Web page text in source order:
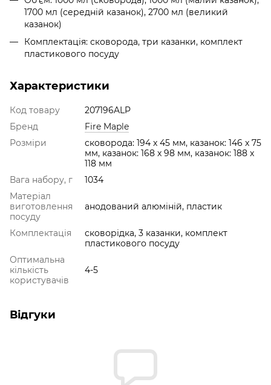
1700 мл (середній казанок), 2700 мл (великий
казанок)
Комплектація: сковорода, три казанки, комплект
пластикового посуду
Характеристики
Код товару
207196ALP
Бренд
Fire Maple
Розміри
сковорода: 194 x 45 мм, казанок: 146 x 75
мм, казанок: 168 x 98 мм, казанок: 188 x
118 мм
Вага набору, г
1034
Матеріал
виготовлення
посуду
анодований алюміній, пластик
Комплектація
сковорідка, 3 казанки, комплект
пластикового посуду
Оптимальна
кількість
користувачів
4-5
Відгуки